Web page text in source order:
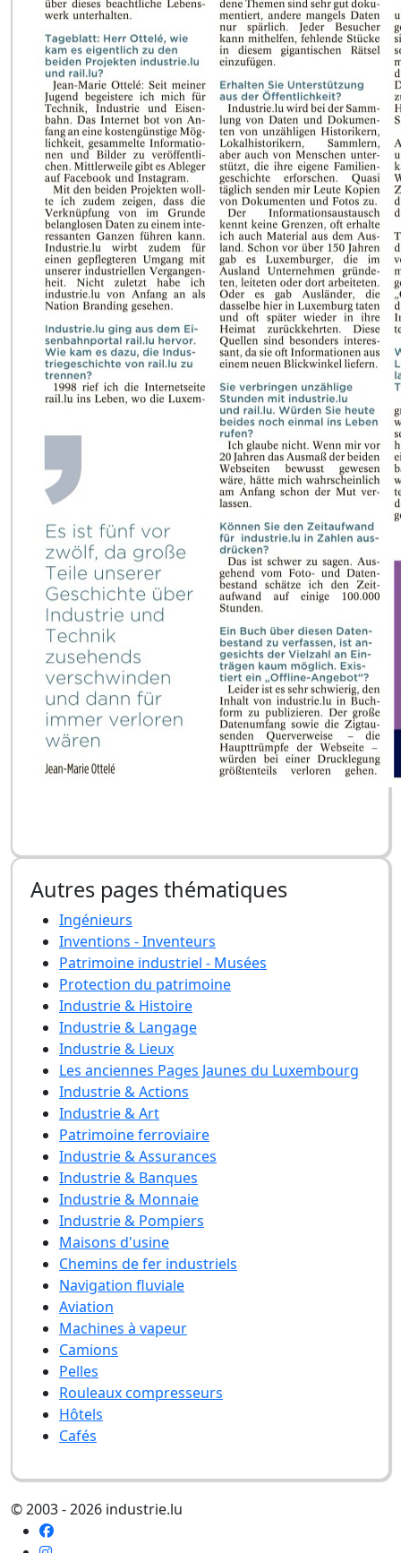
Autres pages thématiques
Ingénieurs
Inventions - Inventeurs
Patrimoine industriel - Musées
Protection du patrimoine
Industrie & Histoire
Industrie & Langage
Industrie & Lieux
Les anciennes Pages Jaunes du Luxembourg
Industrie & Actions
Industrie & Art
Patrimoine ferroviaire
Industrie & Assurances
Industrie & Banques
Industrie & Monnaie
Industrie & Pompiers
Maisons d'usine
Chemins de fer industriels
Navigation fluviale
Aviation
Machines à vapeur
Camions
Pelles
Rouleaux compresseurs
Hôtels
Cafés
© 2003 - 2026 industrie.lu